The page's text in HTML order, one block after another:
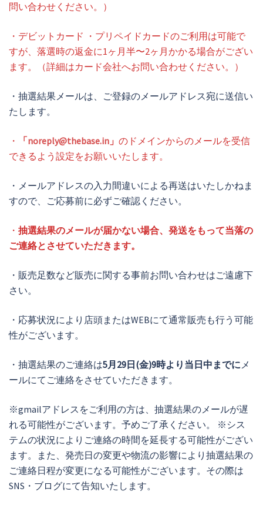
問い合わせください。）
・デビットカード ・プリペイドカードのご利用は可能で
すが、落選時の返金に1ヶ月半〜2ヶ月かかる場合がござい
ます。（詳細はカード会社へお問い合わせください。）
・抽選結果メールは、ご登録のメールアドレス宛に送信い
たします。
・ 「noreply@thebase.in 」 のドメインからのメールを受信
できるよう設定をお願いいたします。
・メールアドレスの入力間違いによる再送はいたしかねま
すので、ご応募前に必ずご確認ください。
・ 抽選結果のメールが届かない場合、発送をもって当落の
ご連絡とさせていただきます。
・販売足数など販売に関する事前お問い合わせはご遠慮下
さい。
・応募状況により店頭またはWEBにて通常販売も行う可能
性がございます。
・抽選結果のご連絡は5月29日(金)9時より当日中までに メ
ールにてご連絡をさせていただきます。
※gmailアドレスをご利用の方は、抽選結果のメールが遅
れる可能性がございます。予めご了承ください。 ※シス
テムの状況によりご連絡の時間を延長する可能性がござい
ます。また、発売日の変更や物流の影響により抽選結果の
ご連絡日程が変更になる可能性がございます。その際は
SNS・ブログにて告知いたします。